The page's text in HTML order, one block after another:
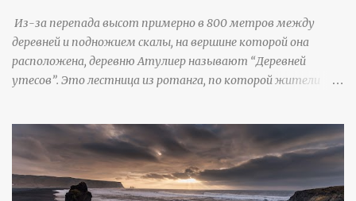
Из-за перепада высот примерно в 800 метров между
деревней и подножием скалы, на вершине которой она
расположена, деревню Атулиер называют “Деревней
утесов”. Это лестница из ротанга, по которой жители
стальными лестницами с защитными перилами, и
передвижение детей и жителей деревни было улучшено.
Подъем от подножия горы до вершины занимает до 4
часов. По словам местных жителей, их предки мигрировали